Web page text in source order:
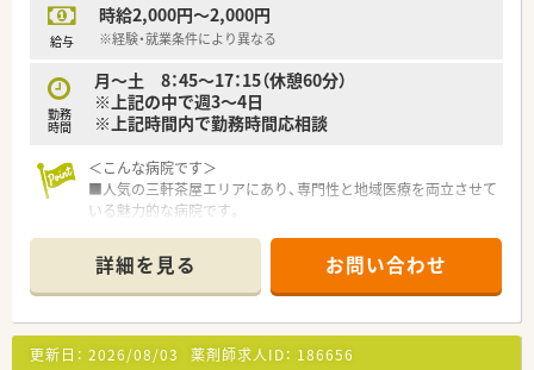
【こんな方にオススメ】
■子育てと仕事を両立させたい方にとって、託児所完備の環境は
■急性期から慢性期まで幅広い経験を積みたい方や、スキルアッ
プを目指したい方におすすめです。
■残業が少なく、メリハリをつけて働きたいと考える薬剤師の方
給与
時給2,000円～2,000円
※経験・就業条件により異なる
勤務
時間
月～土 8：45～17：15（休憩60分）
※上記の中で週3～4日
※上記時間内で勤務時間応相談
＜こんな病院です＞
■人気の三軒茶屋エリアにあり、専門性と地域医療を両立させて
いる魅力的な病院です。
常に明るく清潔感のある環境です。
■従来の療養病棟から「乳腺外科」と「特殊疾患病棟」を2大柱と
する病院へと生まれ変わりました。
詳細を見る お問い合わせ
更新日： 2026/08/03 薬剤師求人ID： 186656